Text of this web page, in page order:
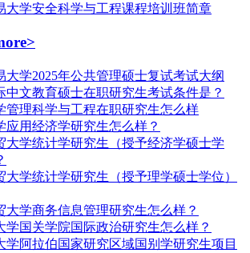
大学安全科学与工程课程培训班简章
大学2025年公共管理硕士复试考试大纲
中文教育硕士在职研究生考试条件是？
管理科学与工程在职研究生怎么样
应用经济学研究生怎么样？
大学统计学研究生（授予经济学硕士学
大学统计学研究生（授予理学硕士学位）
大学商务信息管理研究生怎么样？
学国关学院国际政治研究生怎么样？
学阿拉伯国家研究区域国别学研究生项目